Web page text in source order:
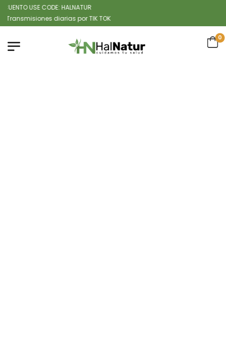
USE CODE: HALNATUR
diarias por TIK TOK
0